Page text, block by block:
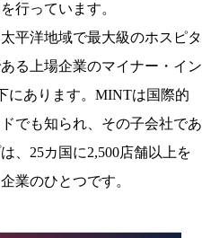
行っています。
平洋地域で最大級のホスピタ
る上場企業のマイナー・イン
にあります。MINTは国際的
でも知られ、その子会社であ
、25カ国に2,500店舗以上を
業のひとつです。